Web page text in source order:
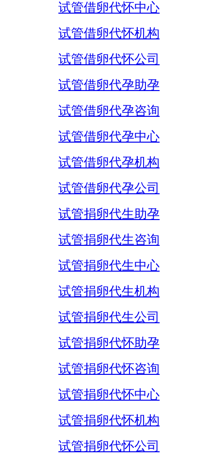
试管借卵代怀中心
试管借卵代怀机构
试管借卵代怀公司
试管借卵代孕助孕
试管借卵代孕咨询
试管借卵代孕中心
试管借卵代孕机构
试管借卵代孕公司
试管捐卵代生助孕
试管捐卵代生咨询
试管捐卵代生中心
试管捐卵代生机构
试管捐卵代生公司
试管捐卵代怀助孕
试管捐卵代怀咨询
试管捐卵代怀中心
试管捐卵代怀机构
试管捐卵代怀公司